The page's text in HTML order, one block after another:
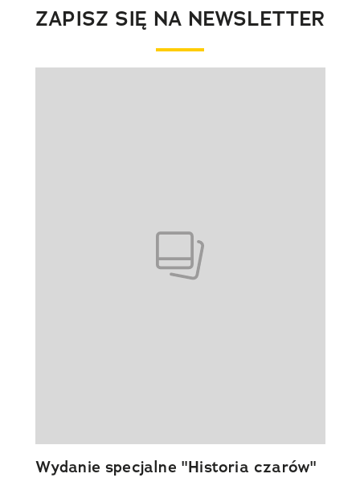
ZAPISZ SIĘ NA NEWSLETTER
Wydanie specjalne "Historia czarów"